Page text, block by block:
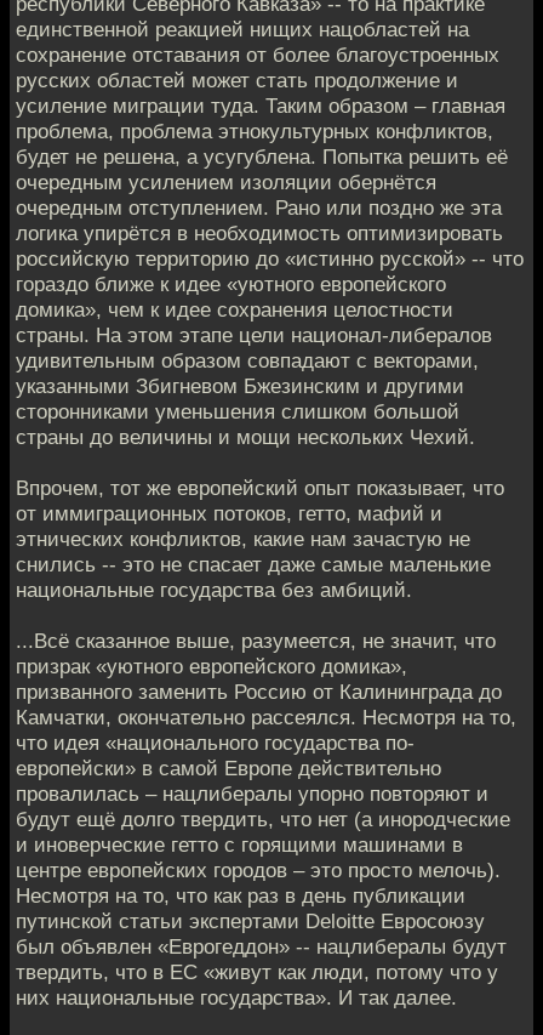
единственной реакцией нищих нацобластей на
сохранение отставания от более благоустроенных
русских областей может стать продолжение и
усиление миграции туда. Таким образом – главная
проблема, проблема этнокультурных конфликтов,
будет не решена, а усугублена. Попытка решить её
очередным усилением изоляции обернётся
очередным отступлением. Рано или поздно же эта
логика упирётся в необходимость оптимизировать
российскую территорию до «истинно русской» -- что
гораздо ближе к идее «уютного европейского
домика», чем к идее сохранения целостности
страны. На этом этапе цели национал-либералов
удивительным образом совпадают с векторами,
указанными Збигневом Бжезинским и другими
сторонниками уменьшения слишком большой
страны до величины и мощи нескольких Чехий.
Впрочем, тот же европейский опыт показывает, что
от иммиграционных потоков, гетто, мафий и
этнических конфликтов, какие нам зачастую не
снились -- это не спасает даже самые маленькие
национальные государства без амбиций.
...Всё сказанное выше, разумеется, не значит, что
призрак «уютного европейского домика»,
призванного заменить Россию от Калининграда до
Камчатки, окончательно рассеялся. Несмотря на то,
что идея «национального государства по-
европейски» в самой Европе действительно
провалилась – нацлибералы упорно повторяют и
будут ещё долго твердить, что нет (а инородческие
и иноверческие гетто с горящими машинами в
центре европейских городов – это просто мелочь).
Несмотря на то, что как раз в день публикации
путинской статьи экспертами Deloitte Евросоюзу
был объявлен «Еврогеддон» -- нацлибералы будут
твердить, что в ЕС «живут как люди, потому что у
них национальные государства». И так далее.